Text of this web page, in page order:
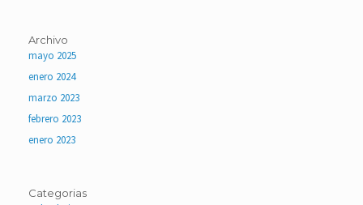
Archivo
mayo 2025
enero 2024
marzo 2023
febrero 2023
enero 2023
Categorias